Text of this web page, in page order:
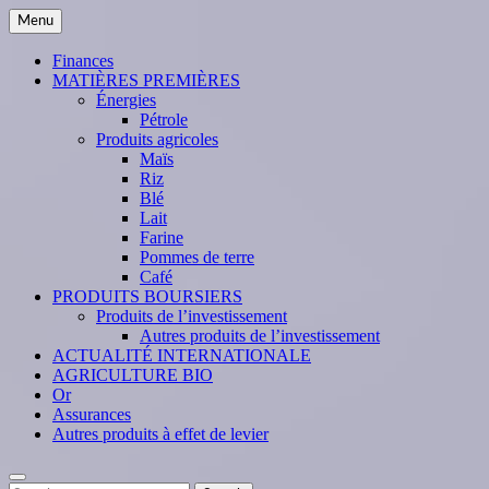
Skip
to
content
Menu
Finances
MATIÈRES PREMIÈRES
Énergies
Pétrole
Produits agricoles
Maïs
Riz
Blé
Lait
Farine
Pommes de terre
Café
PRODUITS BOURSIERS
Produits de l’investissement
Autres produits de l’investissement
ACTUALITÉ INTERNATIONALE
AGRICULTURE BIO
Or
Assurances
Autres produits à effet de levier
Search